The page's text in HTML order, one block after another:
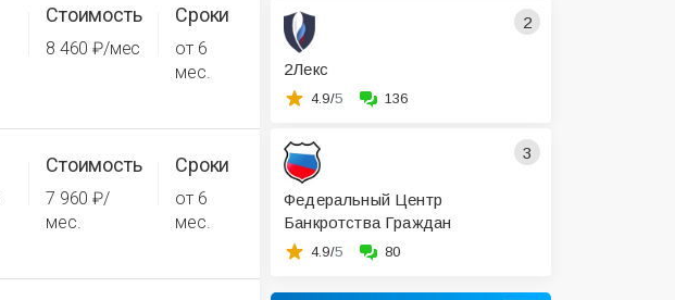
Стоимость
8 460 ₽/мес
Сроки
от 6
мес.
Стоимость
7 960 ₽/
мес.
Сроки
от 6
мес.
2
2Лекс
4.9/5 136
3
Федеральный Центр
Банкротства Граждан
4.9/5 80